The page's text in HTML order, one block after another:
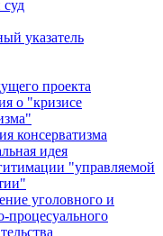
указатель
проекта
о "кризисе
консерватизма
идея
"управляемой
уголовного и
процесуального